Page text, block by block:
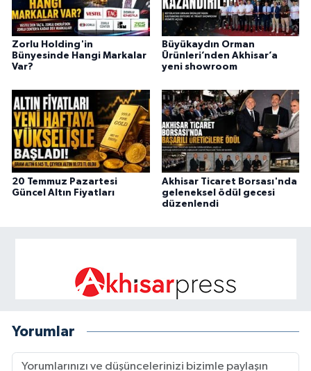
Zorlu Holding'in
Bünyesinde Hangi Markalar
Var?
Büyükaydın Orman
Ürünleri’nden Akhisar’a
yeni showroom
20 Temmuz Pazartesi
Güncel Altın Fiyatları
Akhisar Ticaret Borsası'nda
geleneksel ödül gecesi
düzenlendi
Yorumlar